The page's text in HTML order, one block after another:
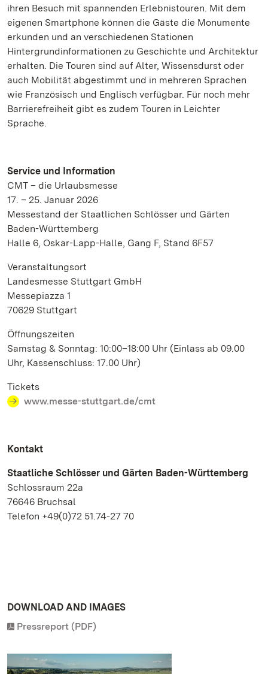
ihren Besuch mit spannenden Erlebnistouren. Mit dem
eigenen Smartphone können die Gäste die Monumente
erkunden und an verschiedenen Stationen
Hintergrundinformationen zu Geschichte und Architektur
erhalten. Die Touren sind auf Alter, Wissensdurst oder
auch Mobilität abgestimmt und in mehreren Sprachen
wie Französisch und Englisch verfügbar. Für noch mehr
Barrierefreiheit gibt es zudem Touren in Leichter
Sprache.
Service und Information
CMT – die Urlaubsmesse
17. – 25. Januar 2026
Messestand der Staatlichen Schlösser und Gärten
Baden-Württemberg
Halle 6, Oskar-Lapp-Halle, Gang F, Stand 6F57
Veranstaltungsort
Landesmesse Stuttgart GmbH
Messepiazza 1
70629 Stuttgart
Öffnungszeiten
Samstag & Sonntag: 10:00–18:00 Uhr (Einlass ab 09.00
Uhr, Kassenschluss: 17.00 Uhr)
Tickets
www.messe-stuttgart.de/cmt
Kontakt
Staatliche Schlösser und Gärten Baden-Württemberg
Schlossraum 22a
76646 Bruchsal
Telefon +49(0)72 51.74-27 70
DOWNLOAD AND IMAGES
Pressreport (PDF)